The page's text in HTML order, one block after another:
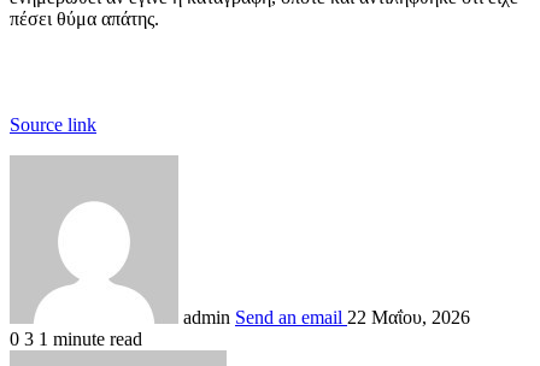
πέσει θύμα απάτης.
Source link
admin Send an email 22 Μαΐου, 2026
0 3 1 minute read